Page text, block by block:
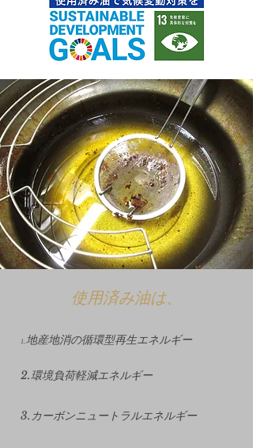
使用済み油は、
​1.地産地消の循環型再生エネルギー
2.環境負荷軽減エネルギー
3.カーボンニュートラルエネルギー